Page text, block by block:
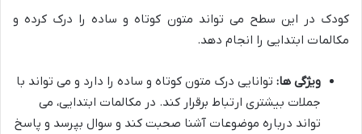
کودک در این سطح می تواند متون کوتاه و ساده را درک کرده و
مکالمات ابتدایی را انجام دهد.
ویژگی ها: توانایی درک متون کوتاه و ساده را دارد و می تواند با
جملات بیشتری ارتباط برقرار کند. در مکالمات ابتدایی، می
تواند درباره موضوعات آشنا صحبت کند و سوال بپرسد و پاسخ